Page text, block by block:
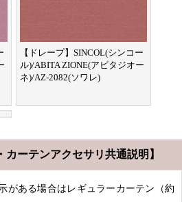
【ドレープ】SINCOL(シンコー
ル)/ABITA ZIONE(アビタジオー
ネ)/AZ-2082(ソワレ)
カーテンアクセサリ共通説明】
がある場合はレギュラーカーテン（約